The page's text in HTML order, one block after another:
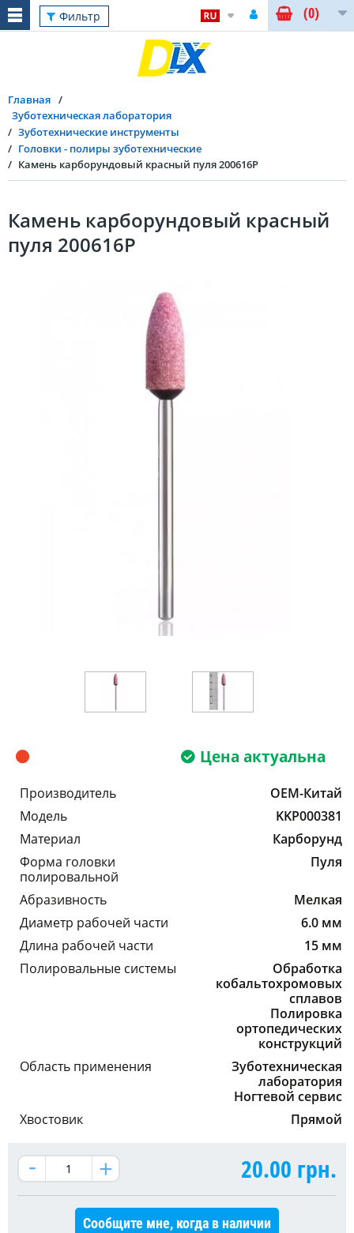
Фильтр (0)
Главная
Зуботехническая лаборатория
Зуботехнические инструменты
Головки - полиры зуботехнические
Камень карборундовый красный пуля 200616P
Камень карборундовый красный
пуля 200616P
Цена актуальна
Производитель
OEM-Китай
Модель
KKP000381
Материал
Карборунд
Форма головки
полировальной
Пуля
Абразивность
Мелкая
Диаметр рабочей части
6.0 мм
Длина рабочей части
15 мм
Полировальные системы
Обработка
кобальтохромовых
сплавов
Полировка
ортопедических
конструкций
Область применения
Зуботехническая
лаборатория
Ногтевой сервис
Хвостовик
Прямой
20.00 грн.
Сообщите мне, когда в наличии